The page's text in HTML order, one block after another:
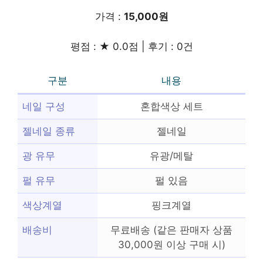
가격 : 15,000원
평점 : ★ 0.0점 | 후기 : 0건
구분 내용
네일 구성 혼합색상 세트
젤네일 종류 젤네일
광 유무 유광/메탈
펄 유무 펄 있음
색상계열 핑크계열
배송비
무료배송 (같은 판매자 상품
30,000원 이상 구매 시)